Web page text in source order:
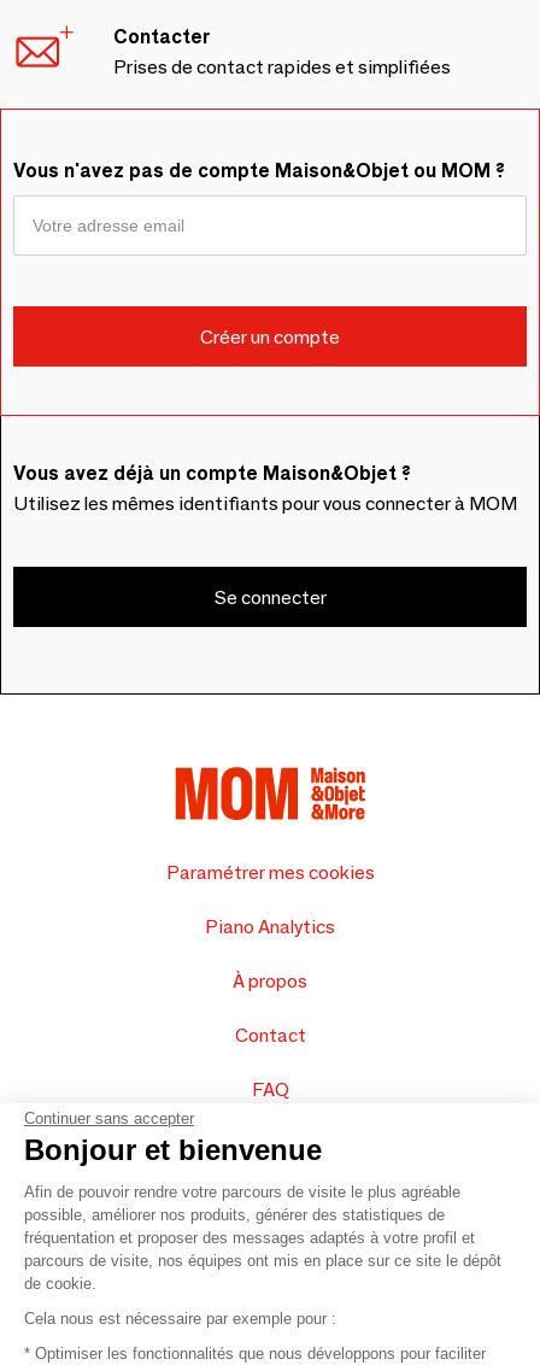
Contacter
Prises de contact rapides et simplifiées
Vous n'avez pas de compte Maison&Objet ou MOM ?
Vous avez déjà un compte Maison&Objet ?
Utilisez les mêmes identifiants pour vous connecter à MOM
Se connecter
Paramétrer mes cookies
Piano Analytics
À propos
Contact
FAQ
Vendez vos produits
Plan du site
© 2016 –Organisation SAFI
Continuer sans accepter
Bonjour et bienvenue
Afin de pouvoir rendre votre parcours de visite le plus agréable
possible, améliorer nos produits, générer des statistiques de
fréquentation et proposer des messages adaptés à votre profil et
parcours de visite, nos équipes ont mis en place sur ce site le dépôt
de cookie.
Cela nous est nécessaire par exemple pour :
* Optimiser les fonctionnalités que nous développons pour faciliter